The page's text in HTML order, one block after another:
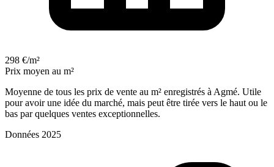
298 €/m²
Prix moyen au m²
Moyenne de tous les prix de vente au m² enregistrés à Agmé. Utile
pour avoir une idée du marché, mais peut être tirée vers le haut ou le
bas par quelques ventes exceptionnelles.
Données 2025